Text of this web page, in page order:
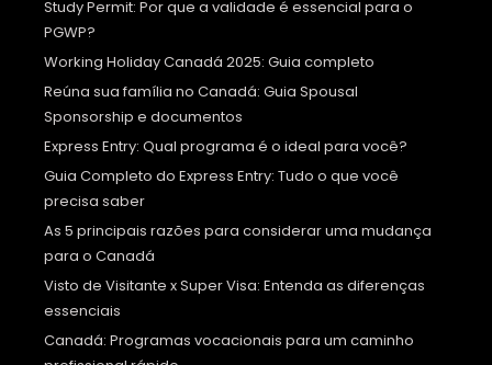
Study Permit: Por que a validade é essencial para o
PGWP?
Working Holiday Canadá 2025: Guia completo
Reúna sua família no Canadá: Guia Spousal
Sponsorship e documentos
Express Entry: Qual programa é o ideal para você?
Guia Completo do Express Entry: Tudo o que você
precisa saber
As 5 principais razões para considerar uma mudança
para o Canadá
Visto de Visitante x Super Visa: Entenda as diferenças
essenciais
Canadá: Programas vocacionais para um caminho